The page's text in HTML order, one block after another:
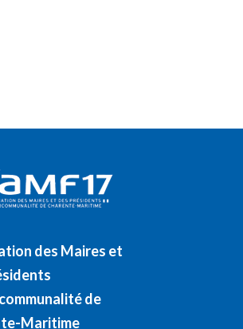
des Maires et
de
Maritime